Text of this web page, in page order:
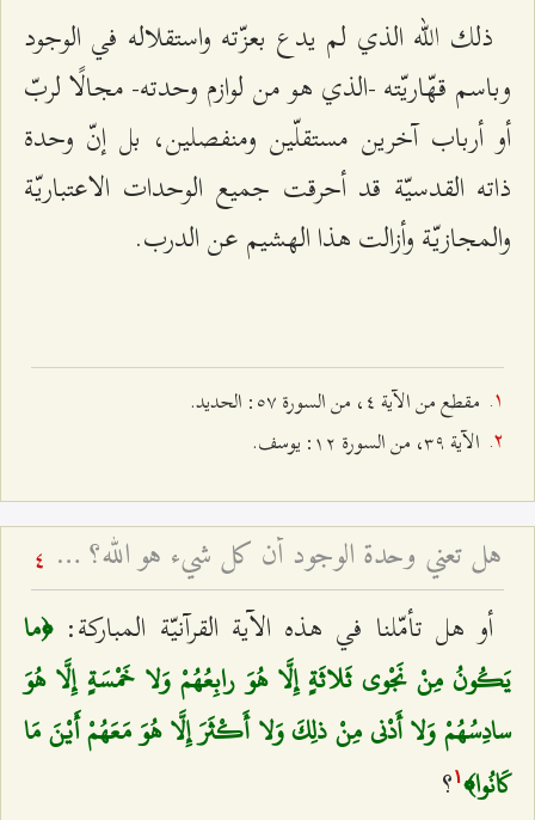
ذلك الله الذي لم يدع بعزّته واستقلاله في الوجود
وباسم قهّاريّته -الذي هو من لوازم وحدته- مجالًا لربّ
أو أرباب آخرين مستقلّين ومنفصلين، بل إنّ وحدة
ذاته القدسيّة قد أحرقت جميع الوحدات الاعتباريّة
والمجازيّة وأزالت هذا الهشيم عن الدرب.
مقطع من الآية ٤، من السورة ٥۷: الحديد.
الآية ٣٩، من السورة ۱٢: يوسف.
هل تعني وحدة الوجود أن كل شيء هو الله؟ - بيان الشبهة و جوابها 4
أو هل تأمّلنا في هذه الآية القرآنيّة المباركة:﴿ما
يَكُونُ مِنْ نَجْوى‌ ثَلاثَةٍ إِلَّا هُوَ رابِعُهُمْ وَلا خَمْسَةٍ إِلَّا هُوَ
سادِسُهُمْ وَلا أَدْنى‌ مِنْ ذلِكَ وَلا أَكْثَرَ إِلَّا هُوَ مَعَهُمْ أَيْنَ مَا
كَانُوا﴾۱؟